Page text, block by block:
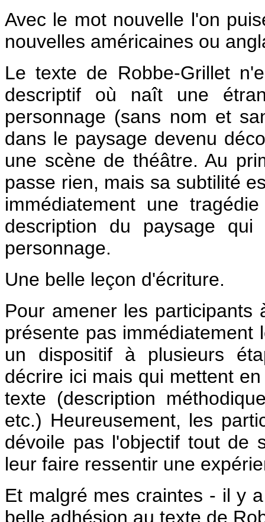
Avec le mot nouvelle l'on
nouvelles américaines ou
Le texte de Robbe-Grillet
descriptif où naît une
personnage (sans nom et
dans le paysage devenu
une scène de théâtre. Au
passe rien, mais sa subtilité
immédiatement une
description du paysage
personnage.
Une belle leçon d'écriture.
Pour amener les
présente pas immédiatement
un dispositif à plusieurs
décrire ici mais qui mettent
texte (description
etc.) Heureusement, les
dévoile pas l'objectif tout de
leur faire ressentir une
Et malgré mes craintes - il y
belle adhésion au texte de